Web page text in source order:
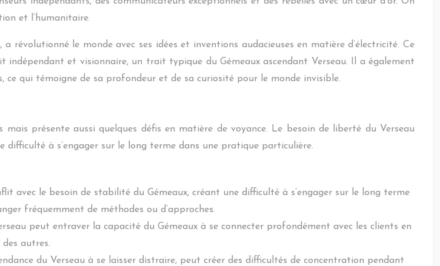
et l’humanitaire.
révolutionné le monde avec ses idées et inventions audacieuses en matière d’électricité. Ce
et visionnaire, un trait typique du Gémeaux ascendant Verseau. Il a également
qui témoigne de sa profondeur et de sa curiosité pour le monde invisible.
présente aussi quelques défis en matière de voyance. Le besoin de liberté du Verseau
à s’engager sur le long terme dans une pratique particulière.
avec le besoin de stabilité du Gémeaux, créant une difficulté à s’engager sur le long terme
fréquemment de méthodes ou d’approches.
peut entraver la capacité du Gémeaux à se connecter profondément avec les clients en
autres.
du Verseau à se laisser distraire, peut créer des difficultés de concentration pendant